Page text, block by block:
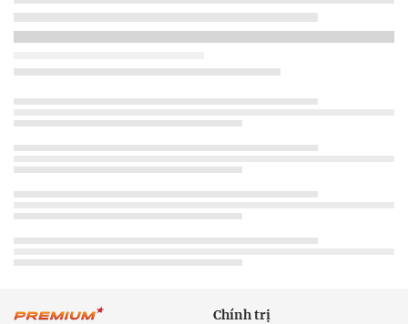
Chính trị